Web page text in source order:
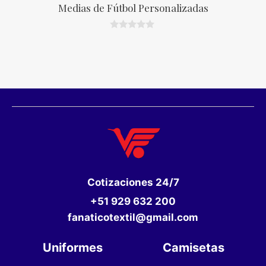
Medias de Fútbol Personalizadas
Cotizaciones 24/7
+51 929 632 200
fanaticotextil@gmail.com
Uniformes Camisetas